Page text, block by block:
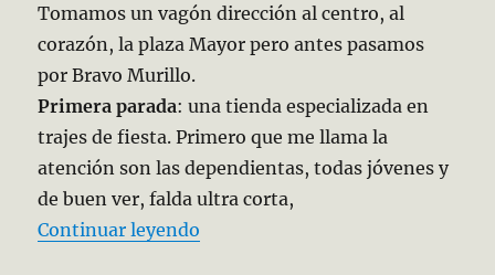
Tomamos un vagón dirección al centro, al
corazón, la plaza Mayor pero antes pasamos
por Bravo Murillo.
Primera parada: una tienda especializada en
trajes de fiesta. Primero que me llama la
atención son las dependientas, todas jóvenes y
de buen ver, falda ultra corta,
Continuar leyendo